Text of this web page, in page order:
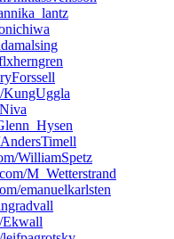
KungUggla
AndersTimell
WilliamSpetz
com/M_Wetterstrand
emanuelkarlsten
Ekwall